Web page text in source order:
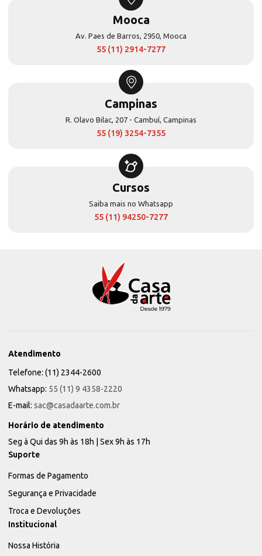
Mooca
Av. Paes de Barros, 2950, Mooca
55 (11) 2914-7277
Campinas
R. Olavo Bilac, 207 - Cambuí, Campinas
55 (19) 3254-7355
Cursos
Saiba mais no Whatsapp
55 (11) 94250-7277
Atendimento
Telefone: (11) 2344-2600
Whatsapp: 55 (11) 9 4358-2220
E-mail: sac@casadaarte.com.br
Horário de atendimento
Seg à Qui das 9h às 18h | Sex 9h às 17h
Suporte
Formas de Pagamento
Segurança e Privacidade
Troca e Devoluções
Institucional
Nossa História